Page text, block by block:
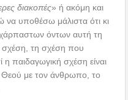
διακοπές» ή ακόμη και
να υποθέσω μάλιστα ότι κι
όντων αυτή τη
σχέση, τη σχέση που
η παιδαγωγική σχέση είναι
με τον άνθρωπο, το